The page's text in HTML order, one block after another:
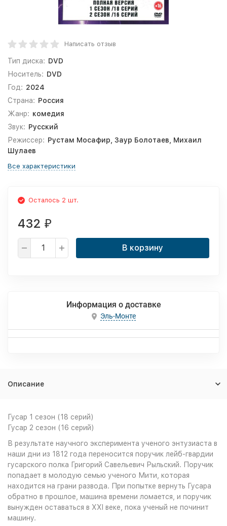
Написать отзыв
Тип диска: DVD
Носитель: DVD
Год: 2024
Страна: Россия
Жанр: комедия
Звук: Русский
Режиссер: Рустам Мосафир, Заур Болотаев, Михаил
Шулаев
Все характеристики
Осталось 2 шт.
432 ₽
В корзину
Информация о доставке
Эль-Монте
Описание
Гусар 1 сезон (18 серий)
Гусар 2 сезон (16 серий)
В результате научного эксперимента ученого энтузиаста в
наши дни из 1812 года переносится поручик лейб-гвардии
гусарского полка Григорий Савельевич Рыльский. Поручик
попадает в молодую семью ученого Мити, которая
находится на грани развода. При попытке вернуть Гусара
обратно в прошлое, машина времени ломается, и поручик
вынужден оставаться в XXI веке, пока ученый не починит
машину.